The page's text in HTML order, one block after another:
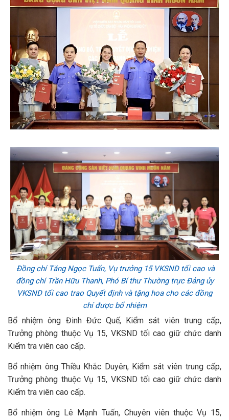
Đồng chí Tăng Ngọc Tuấn, Vụ trưởng 15 VKSND tối cao và
đồng chí Trần Hữu Thanh, Phó Bí thư Thường trực Đảng ủy
VKSND tối cao trao Quyết định và tặng hoa cho các đồng
chí được bổ nhiệm
Bổ nhiệm ông Đinh Đức Quế, Kiểm sát viên trung cấp,
Trưởng phòng thuộc Vụ 15, VKSND tối cao giữ chức danh
Kiểm tra viên cao cấp.
Bổ nhiệm ông Thiều Khắc Duyên, Kiểm sát viên trung cấp,
Trưởng phòng thuộc Vụ 15, VKSND tối cao giữ chức danh
Kiểm tra viên cao cấp.
Bổ nhiệm ông Lê Mạnh Tuấn, Chuyên viên thuộc Vụ 15,